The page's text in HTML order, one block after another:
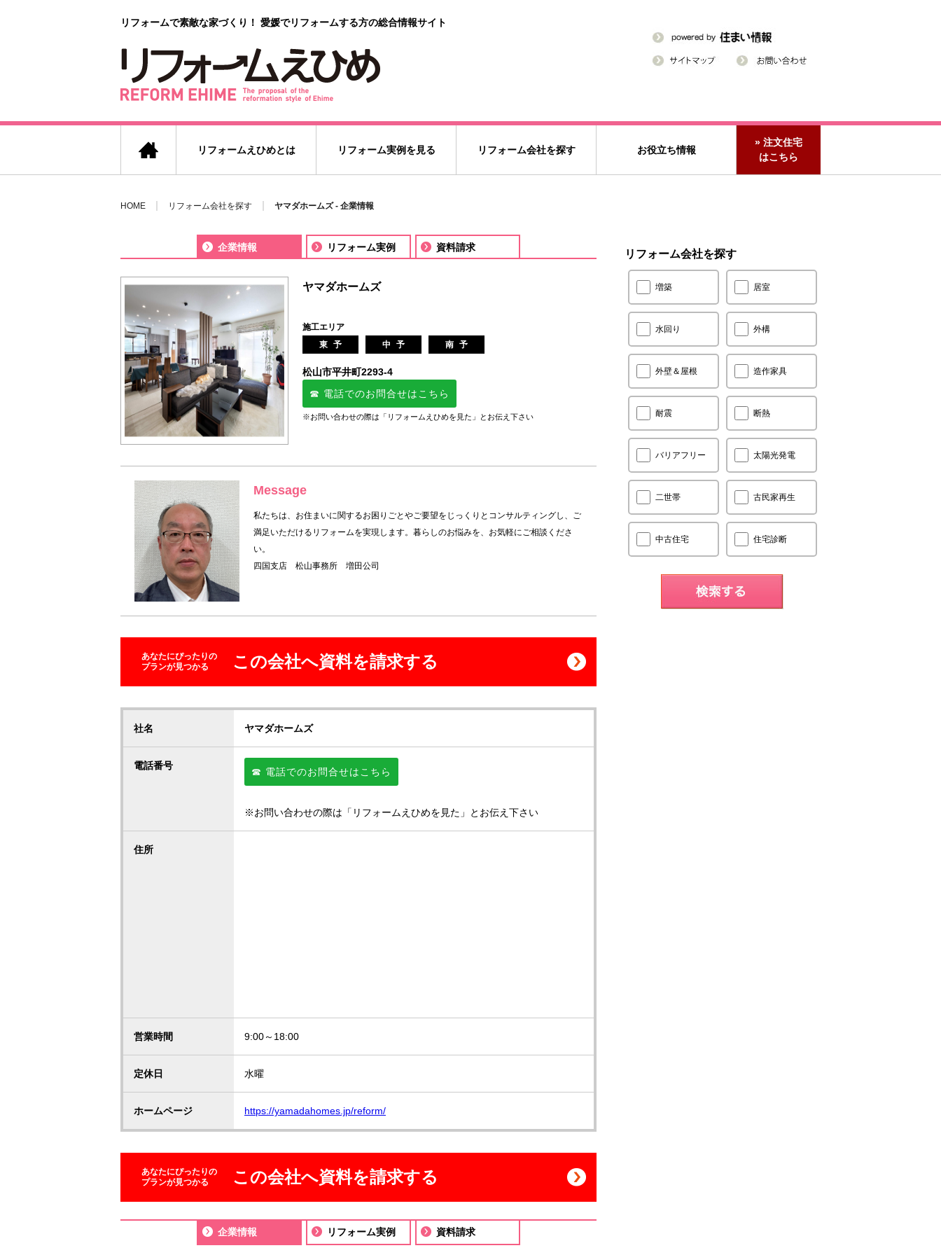
リフォームで素敵な家づくり！ 愛媛でリフォームする方の総合情報サイト
リフォームえひめとは リフォーム実例を見る リフォーム会社を探す お役立ち情報
» 注文住宅
はこちら
HOME リフォーム会社を探す ヤマダホームズ - 企業情報
企業情報 リフォーム実例 資料請求
ヤマダホームズ
施工エリア
東予
中予 南予
松山市平井町2293-4
☎ 電話でのお問合せはこちら
※お問い合わせの際は「リフォームえひめを見た」とお伝え下さい
Message
私たちは、お住まいに関するお困りごとやご要望をじっくりとコンサルティングし、ご
満足いただけるリフォームを実現します。暮らしのお悩みを、お気軽にご相談くださ
い。
四国支店 松山事務所 増田公司
あなたにぴったりの
プランが見つかる
この会社へ資料を請求する
社名 ヤマダホームズ
電話番号
☎ 電話でのお問合せはこちら
※お問い合わせの際は「リフォームえひめを見た」とお伝え下さい
住所
営業時間 9:00～18:00
定休日 水曜
ホームページ https://yamadahomes.jp/reform/
あなたにぴったりの
プランが見つかる
この会社へ資料を請求する
企業情報 リフォーム実例 資料請求
リフォーム会社を探す
増築 居室
水回り 外構
外壁＆屋根 造作家具
耐震 断熱
バリアフリー 太陽光発電
二世帯 古民家再生
中古住宅 住宅診断